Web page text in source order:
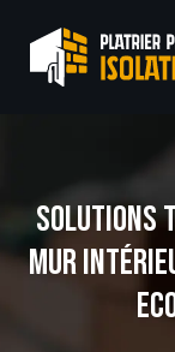
SOLUTIONS
MUR